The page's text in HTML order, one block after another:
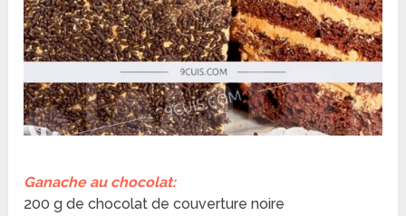
Ganache au chocolat:
200 g de chocolat de couverture noire